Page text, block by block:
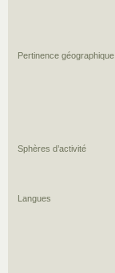
Pertinence géographique
Sphères d’activité
Langues